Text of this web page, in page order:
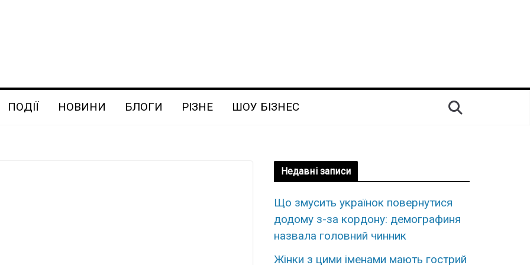
ПОДІЇ НОВИНИ БЛОГИ РІЗНЕ ШОУ БІЗНЕС
Недавні записи
Що змусить українок повернутися
додому з-за кордону: демографиня
назвала головний чинник
Жінки з цими іменами мають гострий